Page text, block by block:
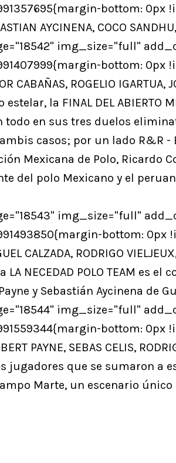
bottom: 0px
AYCINENA, COCO
img_size="full"
bottom: 0px
CABAÑAS, ROGELIO IGARTUA,
la FINAL DEL ABIERTO
todo en sus tres duelos
casos; por un lado R&R -
Mexicana de Polo, Ricardo
del polo Mexicano y el
img_size="full"
bottom: 0px
CALZADA, RODRIGO
NECEDAD POLO TEAM es
y Sebastián Aycinena
img_size="full"
bottom: 0px
PAYNE, SEBAS CELIS,
jugadores que se sumaron a
Marte, un escenario